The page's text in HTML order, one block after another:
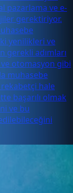
pazarlama ve e-
gerektiriyor.
yenilikleri ve
gerekli adımları
otomasyon gibi
muhasebe
rekabetçi hale
başarılı olmak
ve bu